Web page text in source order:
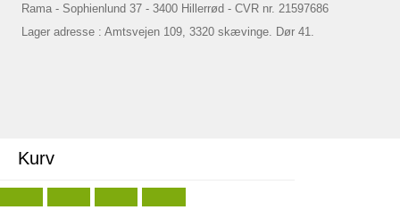
Rama - Sophienlund 37 - 3400 Hillerrød - CVR nr. 21597686
Lager adresse : Amtsvejen 109, 3320 skævinge. Dør 41.
Kurv